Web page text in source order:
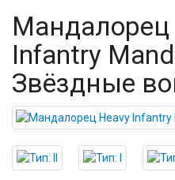
Мандалорец
Infantry
Звёздные